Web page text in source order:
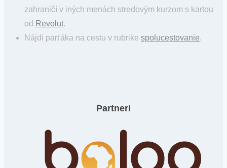
zahraničí v iných menách stredovým kurzom s kartou
od Revolut.
Nájdi parťáka na cestu v rubrike spolucestovanie.
Partneri